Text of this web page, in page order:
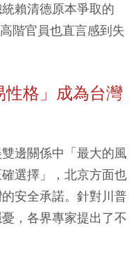
賴清德原本爭取的
階官員也直言感到失
格」成為台灣
邊關係中「最大的風
選擇」，北京方面也
安全承諾。針對川普
，各界專家提出了不